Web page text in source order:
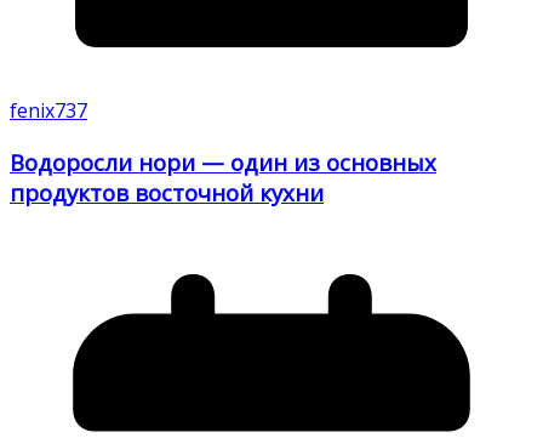
fenix737
Водоросли нори — один из основных
продуктов восточной кухни